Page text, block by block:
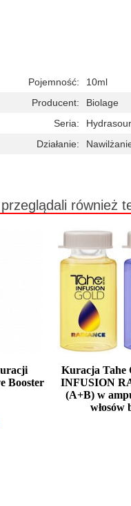
Pojemność:
10ml
Producent:
Biolage
Seria:
Działanie:
również
Booster
Kuracja Tahe
INFUSION
(A+B) w
włosów